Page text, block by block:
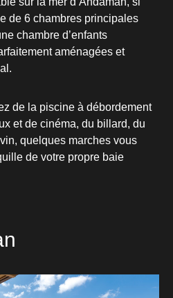
sur la mer d’Andaman, si
de 6 chambres principales
chambre d’enfants
aménagées et
de la piscine à débordement
et de cinéma, du billard, du
quelques marches vous
de votre propre baie